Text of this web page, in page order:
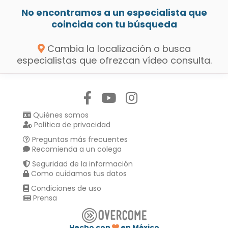
No encontramos a un especialista que
coincida con tu búsqueda
Cambia la localización o busca
especialistas que ofrezcan vídeo consulta.
Quiénes somos
Política de privacidad
Preguntas más frecuentes
Recomienda a un colega
Seguridad de la información
Como cuidamos tus datos
Condiciones de uso
Prensa